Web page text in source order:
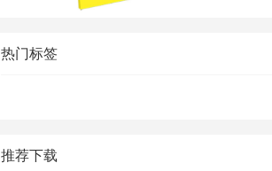
热门标签
推荐下载